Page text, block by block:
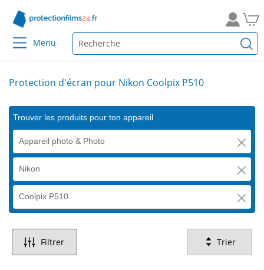
Menu
Protection d'écran pour Nikon Coolpix P510
Trouver les produits pour ton appareil
Appareil photo & Photo
Nikon
Coolpix P510
Filtrer Trier